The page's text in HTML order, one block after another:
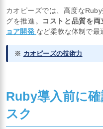
カオピーズでは、高度な
グを推進。
コストと品質を両
ョア開発 など柔軟な体制で最
※ カオピーズの技術力
Ruby導入前に
スク